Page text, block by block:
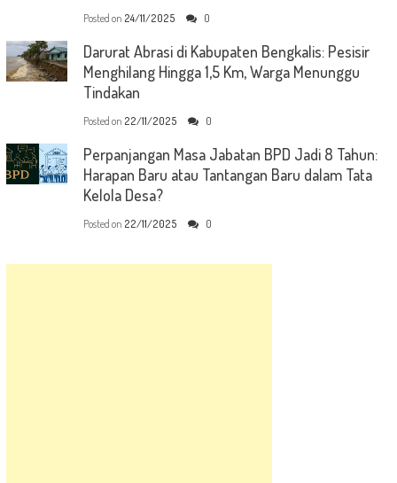
Posted on 24/11/2025 0
Darurat Abrasi di Kabupaten Bengkalis: Pesisir
Menghilang Hingga 1,5 Km, Warga Menunggu
Tindakan
Posted on 22/11/2025 0
Perpanjangan Masa Jabatan BPD Jadi 8 Tahun:
Harapan Baru atau Tantangan Baru dalam Tata
Kelola Desa?
Posted on 22/11/2025 0